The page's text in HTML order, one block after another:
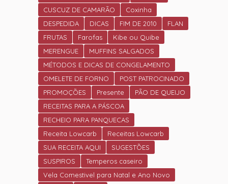
CUSCUZ DE CAMARÃO
Coxinha
DESPEDIDA
DICAS FIM DE 2010
FLAN
FRUTAS
Farofas
Kibe ou Quibe
MERENGUE
MUFFINS SALGADOS
MÉTODOS E DICAS DE CONGELAMENTO
OMELETE DE FORNO
POST PATROCINADO
PROMOÇÕES
Presente
PÃO DE QUEIJO
RECEITAS PARA A PÁSCOA
RECHEIO PARA PANQUECAS
Receita Lowcarb
Receitas Lowcarb
SUA RECEITA AQUI
SUGESTÕES
SUSPIROS
Temperos caseiro
Vela Comestivel para Natal e Ano Novo